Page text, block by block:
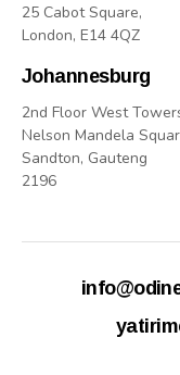
25 Cabot Square,
London, E14 4QZ
Johannesburg
2nd Floor West
Nelson Mandela
Sandton, Gauteng
2196